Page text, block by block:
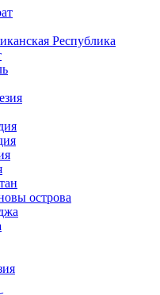
Республика
острова